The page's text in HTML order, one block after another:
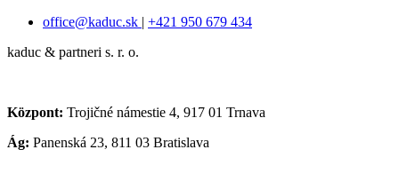
office@kaduc.sk | +421 950 679 434
kaduc & partneri s. r. o.
Központ: Trojičné námestie 4, 917 01 Trnava
Ág: Panenská 23, 811 03 Bratislava